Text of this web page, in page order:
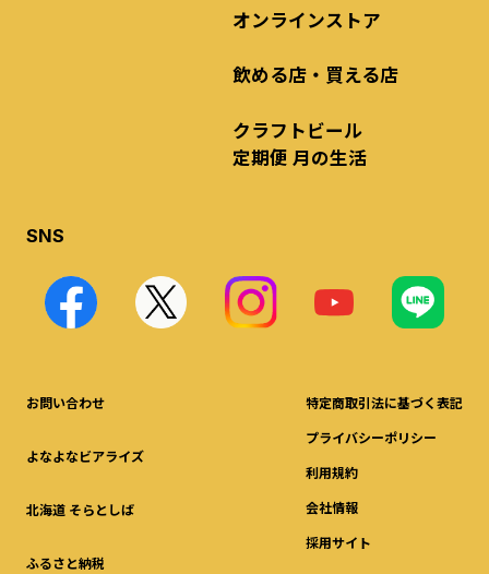
オンラインストア
飲める店・買える店
クラフトビール
定期便 月の生活
SNS
お問い合わせ
よなよなビアライズ
北海道 そらとしば
ふるさと納税
特定商取引法に基づく表記
プライバシーポリシー
利用規約
会社情報
採用サイト